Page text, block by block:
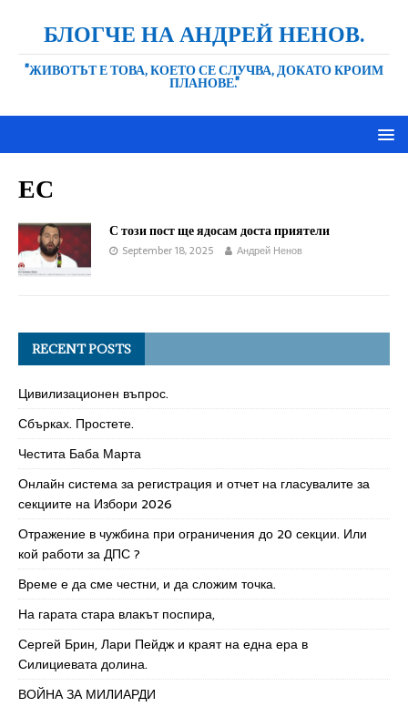
БЛОГЧЕ НА АНДРЕЙ НЕНОВ.
"ЖИВОТЪТ Е ТОВА, КОЕТО СЕ СЛУЧВА, ДОКАТО КРОИМ
ПЛАНОВЕ."
ЕС
С този пост ще ядосам доста приятели
September 18, 2025 Андрей Ненов
RECENT POSTS
Цивилизационен въпрос.
Сбърках. Простете.
Честита Баба Марта
Онлайн система за регистрация и отчет на гласувалите за
секциите на Избори 2026
Отражение в чужбина при ограничения до 20 секции. Или
кой работи за ДПС ?
Време е да сме честни, и да сложим точка.
На гарата стара влакът поспира,
Сергей Брин, Лари Пейдж и краят на една ера в
Силициевата долина.
ВОЙНА ЗА МИЛИАРДИ